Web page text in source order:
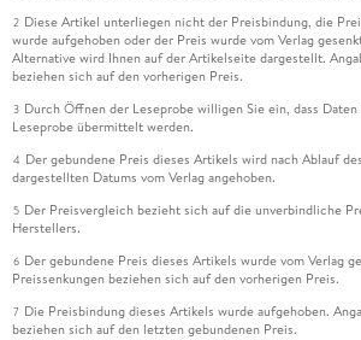
2 Diese Artikel unterliegen nicht der Preisbindung, die
wurde aufgehoben oder der Preis wurde vom Verlag
Alternative wird Ihnen auf der Artikelseite dargestellt.
beziehen sich auf den vorherigen Preis.
3 Durch Öffnen der Leseprobe willigen Sie ein, dass
Leseprobe übermittelt werden.
4 Der gebundene Preis dieses Artikels wird nach Ablauf
dargestellten Datums vom Verlag angehoben.
5 Der Preisvergleich bezieht sich auf die unverbindliche
Herstellers.
6 Der gebundene Preis dieses Artikels wurde vom Verlag
Preissenkungen beziehen sich auf den vorherigen Preis.
7 Die Preisbindung dieses Artikels wurde aufgehoben.
beziehen sich auf den letzten gebundenen Preis.